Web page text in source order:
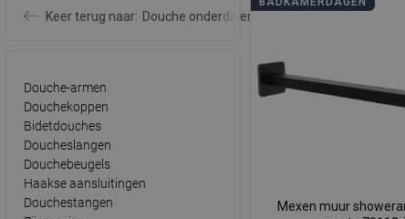
Douche-armen
Douchekoppen
Bidetdouches
Doucheslangen
Douchebeugels
Haakse aansluitingen
Douchestangen
Keer terug naar: Douche onderdelen
Mexen muur